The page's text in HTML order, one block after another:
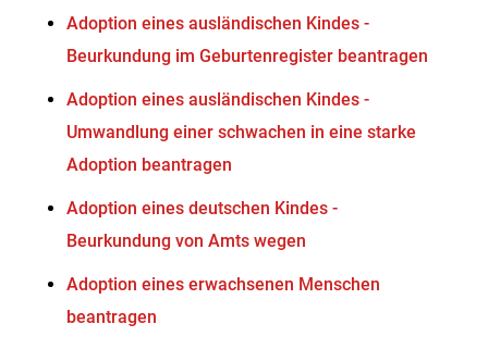
Adoption eines ausländischen Kindes -
Beurkundung im Geburtenregister beantragen
Adoption eines ausländischen Kindes -
Umwandlung einer schwachen in eine starke
Adoption beantragen
Adoption eines deutschen Kindes -
Beurkundung von Amts wegen
Adoption eines erwachsenen Menschen
beantragen